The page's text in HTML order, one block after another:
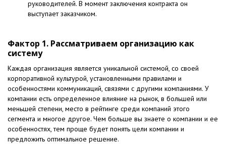
руководителей. В момент заключения контракта он
выступает заказчиком.
Фактор 1. Рассматриваем организацию как
систему
Каждая организация является уникальной системой, со своей
корпоративной культурой, установленными правилами и
особенностями коммуникаций, связями с другими компаниями. У
компании есть определенное влияние на рынок, в большей или
меньшей степени, место в рейтинге среди компаний этого
сегмента и многое другое. Чем больше вы знаете о компании и ее
особенностях, тем проще будет понять цели компании и
предложить оптимальное решение.